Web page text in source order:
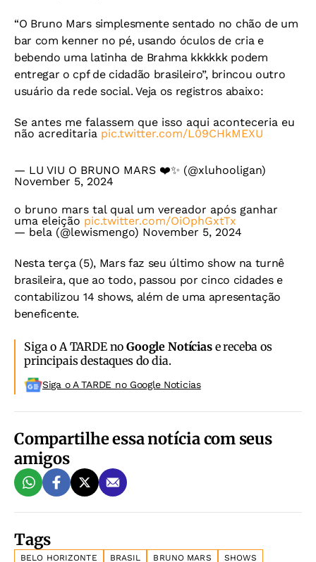
“O Bruno Mars simplesmente sentado no chão de um
bar com kenner no pé, usando óculos de cria e
bebendo uma latinha de Brahma kkkkkk podem
entregar o cpf de cidadão brasileiro”, brincou outro
usuário da rede social. Veja os registros abaixo:
Se antes me falassem que isso aqui aconteceria eu
não acreditaria pic.twitter.com/L09CHkMEXU
— LU VIU O BRUNO MARS ❤️✨️ (@xluhooligan)
November 5, 2024
o bruno mars tal qual um vereador após ganhar
uma eleição pic.twitter.com/OiOphGxtTx
— bela (@lewismengo) November 5, 2024
Nesta terça (5), Mars faz seu último show na turnê
brasileira, que ao todo, passou por cinco cidades e
contabilizou 14 shows, além de uma apresentação
beneficente.
Siga o A TARDE noGoogle Notíciase receba os
principais destaques do dia.
Siga o A TARDE no Google Noticias
Compartilhe essa notícia com seus
amigos
Tags
BELO HORIZONTE BRASIL BRUNO MARS SHOWS